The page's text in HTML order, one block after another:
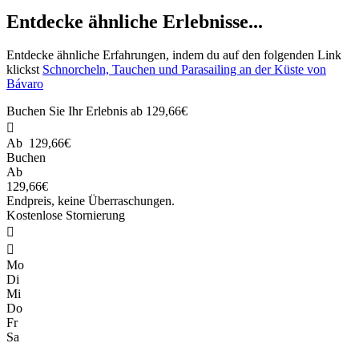
Entdecke ähnliche Erlebnisse...
Entdecke ähnliche Erfahrungen, indem du auf den folgenden Link
klickst Schnorcheln, Tauchen und Parasailing an der Küste von
Bávaro
Buchen Sie Ihr Erlebnis ab 129,66€

Ab 129,66€
Buchen
Ab
129,66€
Endpreis, keine Überraschungen.
Kostenlose Stornierung


Mo
Di
Mi
Do
Fr
Sa